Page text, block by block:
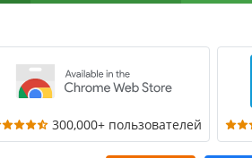
300,000+ пользователей